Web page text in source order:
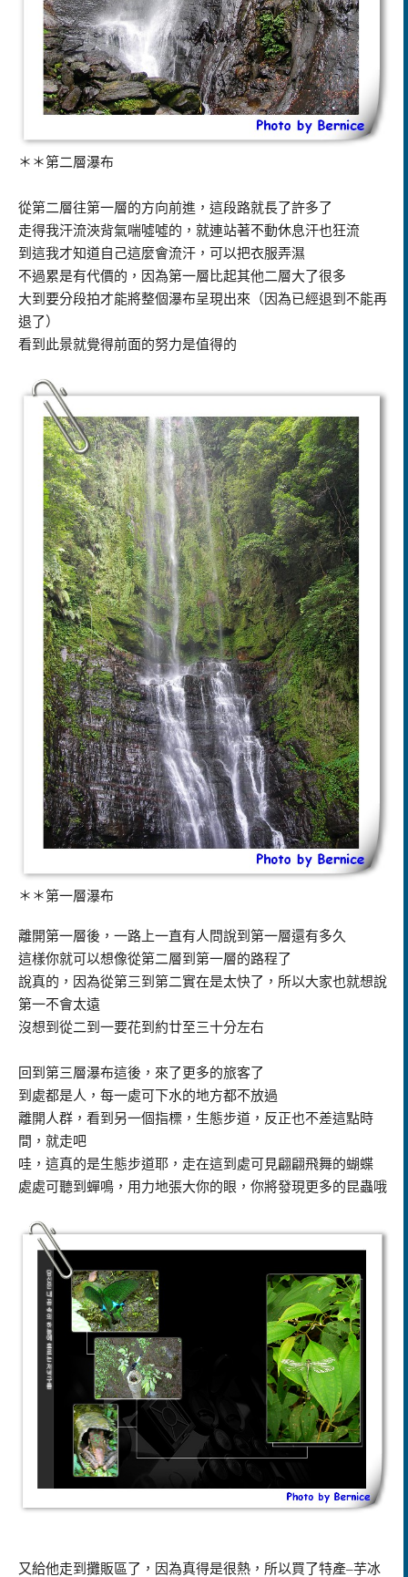
＊＊第二層瀑布
從第二層往第一層的方向前進，這段路就長了許多了
走得我汗流浹背氣喘噓噓的，就連站著不動休息汗也狂流
到這我才知道自己這麼會流汗，可以把衣服弄濕
不過累是有代價的，因為第一層比起其他二層大了很多
大到要分段拍才能將整個瀑布呈現出來（因為已經退到不能再
退了）
看到此景就覺得前面的努力是值得的
＊＊第一層瀑布
離開第一層後，一路上一直有人問說到第一層還有多久
這樣你就可以想像從第二層到第一層的路程了
說真的，因為從第三到第二實在是太快了，所以大家也就想說
第一不會太遠
沒想到從二到一要花到約廿至三十分左右
回到第三層瀑布這後，來了更多的旅客了
到處都是人，每一處可下水的地方都不放過
離開人群，看到另一個指標，生態步道，反正也不差這點時
間，就走吧
哇，這真的是生態步道耶，走在這到處可見翩翩飛舞的蝴蝶
處處可聽到蟬鳴，用力地張大你的眼，你將發現更多的昆蟲哦
又給他走到攤販區了，因為真得是很熱，所以買了特產–芋冰